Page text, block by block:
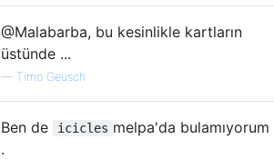
@Malabarba, bu kesinlikle kartların
üstünde ...
— Timo Geusch
Ben de icicles melpa'da bulamıyorum
.